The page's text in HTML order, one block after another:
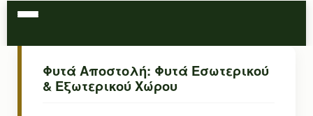
Φυτά Αποστολή: Φυτά Εσωτερικού
& Εξωτερικού Χώρου